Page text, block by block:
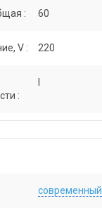
: 60
V : 220
:
современный